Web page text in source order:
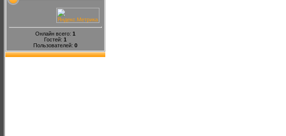
Онлайн всего: 1
Гостей: 1
Пользователей: 0